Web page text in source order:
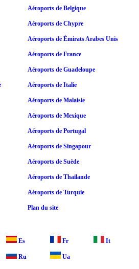
Aéroports de Belgique
Aéroports de Chypre
Aéroports de Émirats Arabes Unis
Aéroports de France
Aéroports de Guadeloupe
Aéroports de Italie
Aéroports de Malaisie
Aéroports de Mexique
Aéroports de Portugal
Aéroports de Singapour
Aéroports de Suède
Aéroports de Thaïlande
Aéroports de Turquie
Plan du site
Es Fr It
Ru Ua